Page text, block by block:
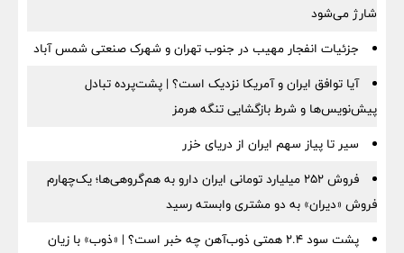
شارژ می‌شود
جزئیات انفجار مهیب در جنوب تهران و شهرک صنعتی شمس آباد
آیا توافق ایران و آمریکا نزدیک است؟ | پشت‌پرده تبادل
پیش‌نویس‌ها و شرط بازگشایی تنگه هرمز
سیر تا پیاز سهم ایران از دریای خزر
فروش ۲۵۲ میلیارد تومانی ایران دارو به هم‌گروهی‌ها؛ یک‌چهارم
فروش «دیران» به دو مشتری وابسته رسید
پشت سود ۲.۴ همتی ذوب‌آهن چه خبر است؟ | «ذوب» با زیان